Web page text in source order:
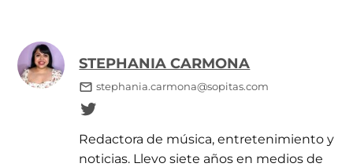
STEPHANIA CARMONA
stephania.carmona@sopitas.com
Redactora de música, entretenimiento y
noticias. Llevo siete años en medios de